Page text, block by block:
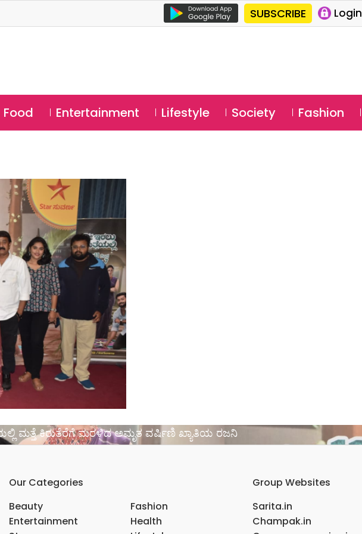
SUBSCRIBE Login
Food Entertainment Lifestyle Society Fashion
ಮತ್ತೆ ಕಿರುತೆರೆಗೆ ಮರಳಿದ ಅಮೃತ ವರ್ಷಿಣಿ ಖ್ಯಾತಿಯ ರಜನಿ
Our Categories
Beauty
Entertainment
Fashion
Health
Group Websites
Sarita.in
Champak.in